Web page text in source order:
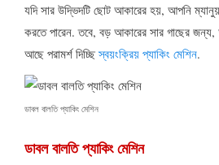
যদি সার উদ্ভিদটি ছোট আকারের হয়, আপনি
করতে পারেন. তবে, বড় আকারের সার গাছের
আছে পরামর্শ দিচ্ছিস্বয়ংক্রিয় প্যাকিং মেশিন.
ডাবল বালতি প্যাকিং মেশিন
ডাবল বালতি প্যাকিং মেশিন